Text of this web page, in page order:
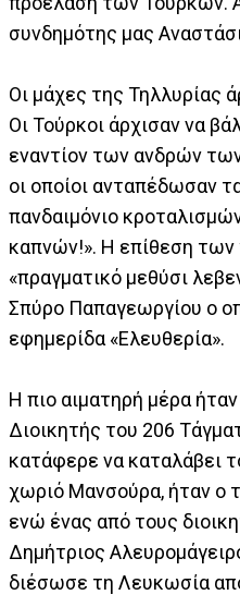
συνδημότης μας
Οι μάχες της Τηλλυρίας
Οι Τούρκοι άρχισαν να
εναντίον των ανδρών
οι οποίοι ανταπέδωσαν
πανδαιμόνιο
καπνών!». Η επίθεση των
«πραγματικό μεθύσι
Σπύρο Παπαγεωργίου ο
εφημερίδα «Ελευθερία».
Η πιο αιματηρή μέρα
Διοικητής του 206
κατάφερε να καταλάβει
χωριό Μανσούρα, ήταν ο
ενώ ένας από τους
Δημήτριος
διέσωσε τη Λευκωσία